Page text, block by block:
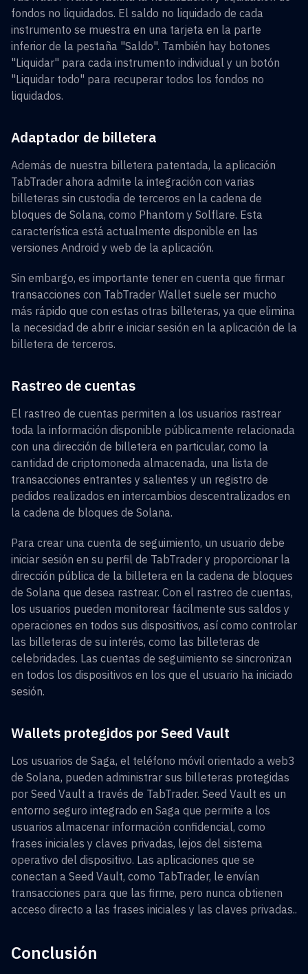
fondos no liquidados. El saldo no liquidado de cada
instrumento se muestra en una tarjeta en la parte
inferior de la pestaña "Saldo". También hay botones
"Liquidar" para cada instrumento individual y un botón
"Liquidar todo" para recuperar todos los fondos no
liquidados.
Adaptador de billetera
Además de nuestra billetera patentada, la aplicación
TabTrader ahora admite la integración con varias
billeteras sin custodia de terceros en la cadena de
bloques de Solana, como Phantom y Solflare. Esta
característica está actualmente disponible en las
versiones Android y web de la aplicación.
Sin embargo, es importante tener en cuenta que firmar
transacciones con TabTrader Wallet suele ser mucho
más rápido que con estas otras billeteras, ya que elimina
la necesidad de abrir e iniciar sesión en la aplicación de la
billetera de terceros.
Rastreo de cuentas
El rastreo de cuentas permiten a los usuarios rastrear
toda la información disponible públicamente relacionada
con una dirección de billetera en particular, como la
cantidad de criptomoneda almacenada, una lista de
transacciones entrantes y salientes y un registro de
pedidos realizados en intercambios descentralizados en
la cadena de bloques de Solana.
Para crear una cuenta de seguimiento, un usuario debe
iniciar sesión en su perfil de TabTrader y proporcionar la
dirección pública de la billetera en la cadena de bloques
de Solana que desea rastrear. Con el rastreo de cuentas,
los usuarios pueden monitorear fácilmente sus saldos y
operaciones en todos sus dispositivos, así como controlar
las billeteras de su interés, como las billeteras de
celebridades. Las cuentas de seguimiento se sincronizan
en todos los dispositivos en los que el usuario ha iniciado
sesión.
Wallets protegidos por Seed Vault
Los usuarios de Saga, el teléfono móvil orientado a web3
de Solana, pueden administrar sus billeteras protegidas
por Seed Vault a través de TabTrader. Seed Vault es un
entorno seguro integrado en Saga que permite a los
usuarios almacenar información confidencial, como
frases iniciales y claves privadas, lejos del sistema
operativo del dispositivo. Las aplicaciones que se
conectan a Seed Vault, como TabTrader, le envían
transacciones para que las firme, pero nunca obtienen
acceso directo a las frases iniciales y las claves privadas..
Conclusión